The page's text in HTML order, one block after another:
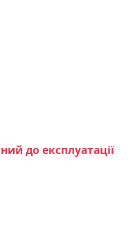
до експлуатації